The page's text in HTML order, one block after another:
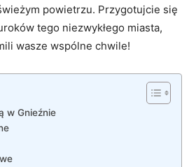
powietrzu. Przygotujcie się
tego⁣ niezwykłego miasta,
wasze‍ wspólne chwile!
w Gnieźnie